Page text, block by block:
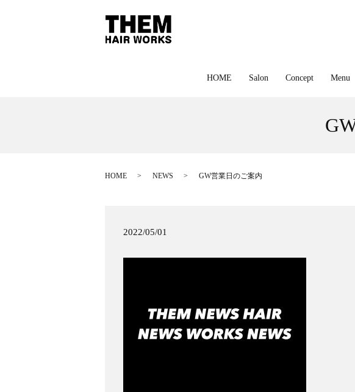
HOME Salon Concept Menu
HOME NEWS GW営業日のご案内
2022/05/01